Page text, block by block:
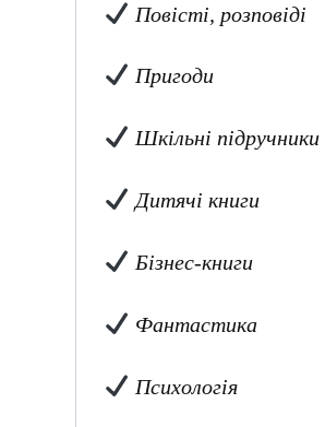
Повісті, розповіді
Пригоди
Шкільні підручники
Дитячі книги
Бізнес-книги
Фантастика
Психологія